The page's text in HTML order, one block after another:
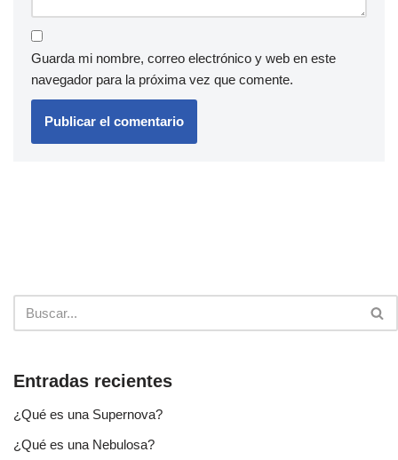
Guarda mi nombre, correo electrónico y web en este
navegador para la próxima vez que comente.
Entradas recientes
¿Qué es una Supernova?
¿Qué es una Nebulosa?